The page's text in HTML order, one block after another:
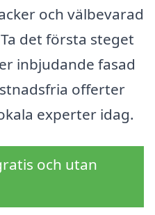
och välbevarad
det första steget
inbjudande fasad
offerter
experter idag.
och utan